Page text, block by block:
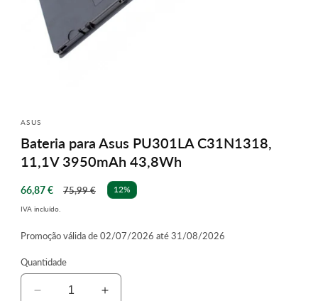
multimédia
em
modal
ASUS
Bateria para Asus PU301LA C31N1318,
11,1V 3950mAh 43,8Wh
Preço
de
66,87 €
Preço
75,99 € 12%
IVA incluído.
Promoção válida de 02/07/2026 até 31/08/2026
Quantidade
Diminuir
Aumentar